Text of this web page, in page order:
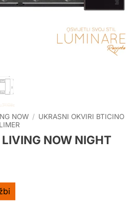
NOW / UKRASNI OKVIRI BTICINO
NOW NIGHT